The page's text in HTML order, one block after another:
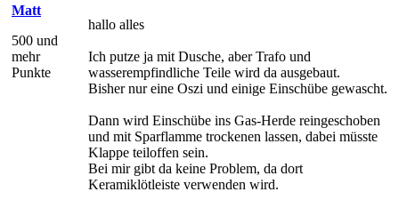
Matt
500 und
mehr
Punkte
hallo alles
Ich putze ja mit Dusche, aber Trafo und
wasserempfindliche Teile wird da ausgebaut.
Bisher nur eine Oszi und einige Einschübe gewascht.
Dann wird Einschübe ins Gas-Herde reingeschoben
und mit Sparflamme trockenen lassen, dabei müsste
Klappe teiloffen sein.
Bei mir gibt da keine Problem, da dort
Keramiklötleiste verwenden wird.